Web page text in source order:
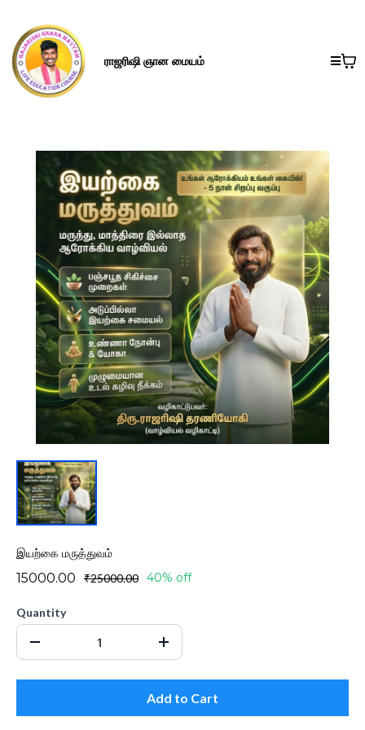
ராஜரிஷி ஞான மையம்
இயற்கை மருத்துவம்
₹15000.00 ₹25000.00 40% off
Quantity
Add to Cart